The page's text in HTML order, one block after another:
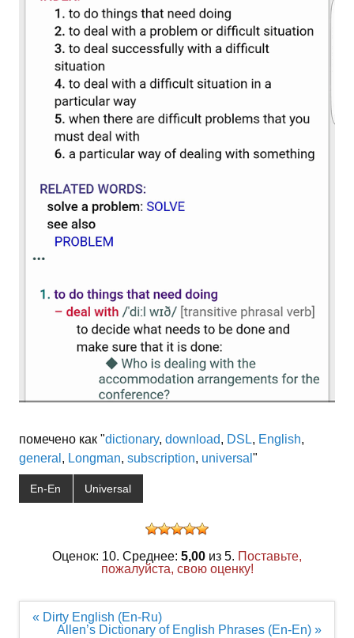
помечено как "dictionary, download, DSL, English,
general , Longman, subscription, universal "
En-En Universal
Оценок: 10. Среднее: 5,00 из 5. Поставьте,
пожалуйста, свою оценку!
Навигация
« Dirty English (En-Ru)
Allen’s Dictionary of English Phrases (En-En) »